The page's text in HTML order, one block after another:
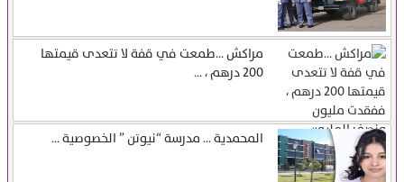
مراكش …طمعت في قفة لا تتعدى قيمتها
200 درهم ، ...
المحمدية … مدرسة “نيوتن ” الخصوصية ...